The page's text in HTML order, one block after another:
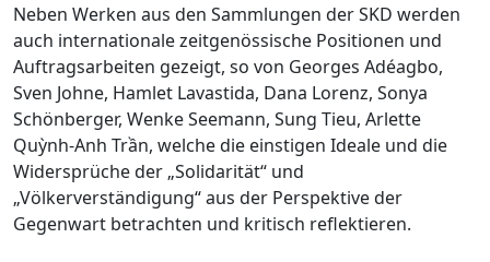
Neben Werken aus den Sammlungen der SKD werden
auch internationale zeitgenössische Positionen und
Auftragsarbeiten gezeigt, so von Georges Adéagbo,
Sven Johne, Hamlet Lavastida, Dana Lorenz, Sonya
Schönberger, Wenke Seemann, Sung Tieu, Arlette
Quỳnh-Anh Trần, welche die einstigen Ideale und die
Widersprüche der „Solidarität“ und
„Völkerverständigung“ aus der Perspektive der
Gegenwart betrachten und kritisch reflektieren.